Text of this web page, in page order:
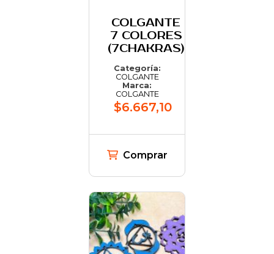
COLGANTE
7 COLORES
(7CHAKRAS)
Categoría:
COLGANTE
Marca:
COLGANTE
$6.667,10
Comprar